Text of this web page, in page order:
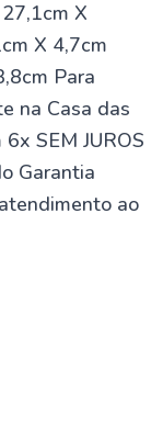
X
X 4,7cm
Para
na Casa das
SEM JUROS
Garantia
ao